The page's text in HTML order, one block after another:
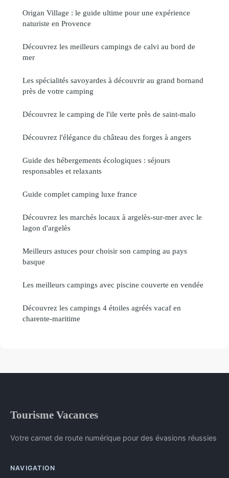
Origan Village : le guide ultime pour une expérience
naturiste en Provence
Découvrez les meilleurs campings de calvi au bord de
mer
Les spécialités savoyardes à découvrir au grand bornand
près de votre camping
Découvrez le camping de l'ile verte près de saint-malo
Découvrez l'élégance du château des forges à angers
Guide des hébergements écologiques : séjours
responsables et relaxants
Guide complet camping luxe france
Découvrez les marchés locaux à argelès-sur-mer avec le
lagon d'argelès
Meilleurs astuces pour choisir son camping au pays
basque
Les meilleurs campings avec piscine couverte en vendée
Découvrez les campings 4 étoiles agréés vacaf en
charente-maritime
Tourisme Vacances
Votre carnet de route numérique pour des évasions réussies
NAVIGATION